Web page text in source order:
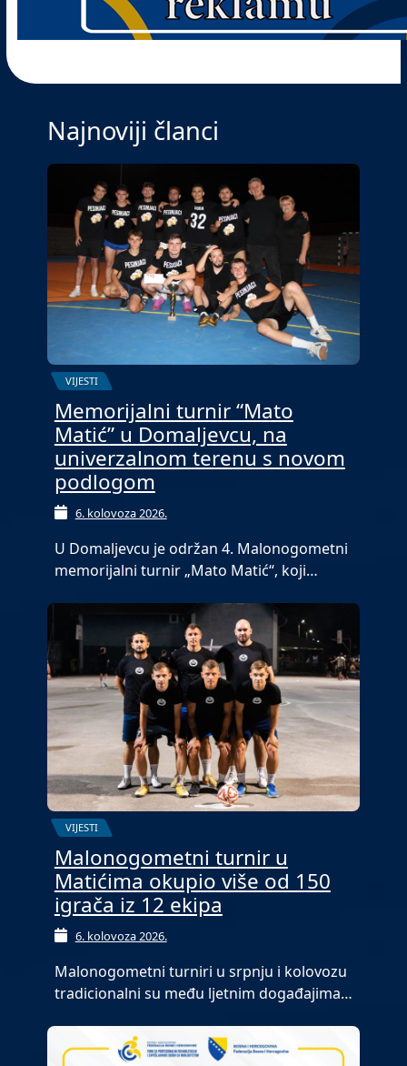
Najnoviji članci
VIJESTI
Memorijalni turnir “Mato
Matić” u Domaljevcu, na
univerzalnom terenu s novom
podlogom
6. kolovoza 2026.
U Domaljevcu je održan 4. Malonogometni
memorijalni turnir „Mato Matić“, koji…
VIJESTI
Malonogometni turnir u
Matićima okupio više od 150
igrača iz 12 ekipa
6. kolovoza 2026.
Malonogometni turniri u srpnju i kolovozu
tradicionalni su među ljetnim događajima…